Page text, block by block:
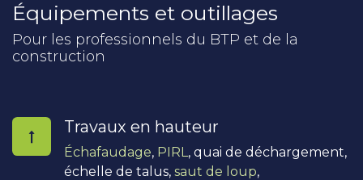
Équipements et outillages
Pour les professionnels du BTP et de la
construction
Travaux en hauteur
Échafaudage, PIRL, quai de déchargement,
échelle de talus, saut de loup,